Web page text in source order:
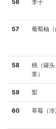
56 李子
57 葡萄柚（
58
桃（罐
浆）
59 梨
60 草莓（冷